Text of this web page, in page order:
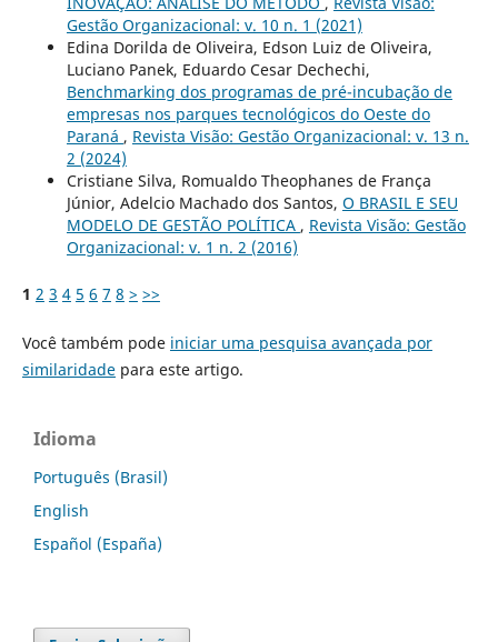
Gestão Organizacional: v. 10 n. 1 (2021)
Edina Dorilda de Oliveira, Edson Luiz de Oliveira,
Luciano Panek, Eduardo Cesar Dechechi,
Benchmarking dos programas de pré-incubação de
empresas nos parques tecnológicos do Oeste do
Paraná , Revista Visão: Gestão Organizacional: v. 13 n.
2 (2024)
Cristiane Silva, Romualdo Theophanes de França
Júnior, Adelcio Machado dos Santos, O BRASIL E SEU
MODELO DE GESTÃO POLÍTICA , Revista Visão: Gestão
Organizacional: v. 1 n. 2 (2016)
1 2 3 4 5 6 7 8 > >>
Você também pode iniciar uma pesquisa avançada por
similaridadepara este artigo.
Idioma
Português (Brasil)
English
Español (España)